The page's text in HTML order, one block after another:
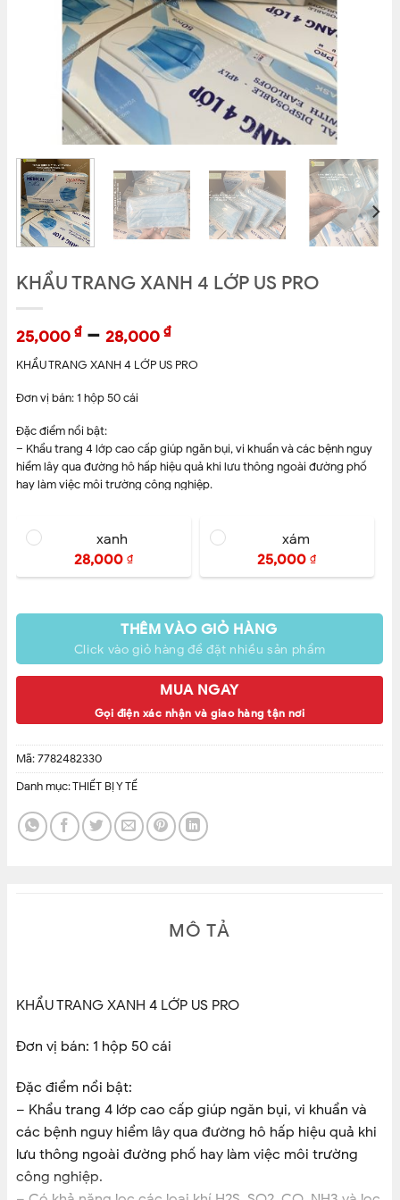
KHẨU TRANG XANH 4 LỚP US PRO
25,000 ₫– 28,000 ₫
KHẨU TRANG XANH 4 LỚP US PRO
Đơn vị bán: 1 hộp 50 cái
Đặc điểm nổi bật:
– Khẩu trang 4 lớp cao cấp giúp ngăn bụi, vi khuẩn và các bệnh nguy
hiểm lây qua đường hô hấp hiệu quả khi lưu thông ngoài đường phố
hay làm việc môi trường công nghiệp.
xanh
28,000 ₫
xám
25,000₫
THÊM VÀO GIỎ HÀNG
Click vào giỏ hàng để đặt nhiều sản phẩm
MUA NGAY
Gọi điện xác nhận và giao hàng tận nơi
Mã:7782482330
Danh mục:THIẾT BỊ Y TẾ
MÔ TẢ
KHẨU TRANG XANH 4 LỚP US PRO
Đơn vị bán: 1 hộp 50 cái
Đặc điểm nổi bật:
– Khẩu trang 4 lớp cao cấp giúp ngăn bụi, vi khuẩn và
các bệnh nguy hiểm lây qua đường hô hấp hiệu quả khi
lưu thông ngoài đường phố hay làm việc môi trường
công nghiệp.